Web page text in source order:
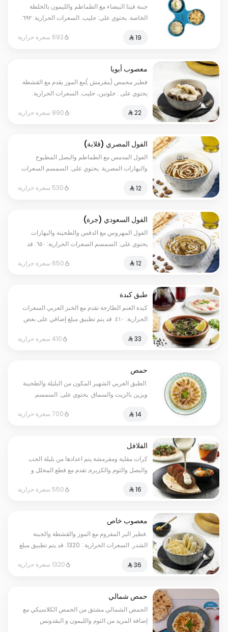
جبنة فيتا البيضاء مع الطماطم والليمون بالخلطة
الخاصة. يحتوي على: حليب. السعرات الحرارية: ٦٩٢.
692 سعرة حرارية
معصوب أبويا
فطير محمص (مقرمش )مع الموز يقدم مع القشطة.
يحتوي على : جلوتين، حليب. السعرات الحرارية:
الاختيارات.
⁨⁦‪‬ 22⁩ 890 سعرة حرارية
الفول المصري (قلابة)
الفول المدمس مع الطماطم والبصل المطبوخ
والبهارات المصرية. يحتوي على: السمسم السعرات
الاختيارات.
⁨⁦‪‬ 12⁩ 530 سعرة حرارية
الفول السعودي (جرة)
الفول المهروس مع الدقس والطحينة والبهارات.
يحتوي على: السمسم السعرات الحرارية: ٦٥٠. قد
⁨⁦‪‬ 12⁩
650 سعرة حرارية
طبق كبدة
كبدة الغنم الطازجة تقدم مع الخبز العربي السعرات
الحرارية: ٤١٠. قد يتم تطبيق مبلغ إضافي على بعض
410 سعرة حرارية
حمص
.الطبق العربي الشهير المكون من البليلة والطحينة
ويزين بالزيت والسماق. يحتوي على: السمسم.
على بعض الاختيارات.
⁨⁦‪‬ 14⁩ 700 سعرة حرارية
الفلافل
كرات مقلية ومقرمشة يتم اعدادها من بليلة الحب
والبصل والثوم والكزبرة, تقدم مع قطع المخلل و
الحرارية: ٥٥٠
550 سعرة حرارية
معصوب خاص
.فطير البر المفروم مع الموز والقشطة والجبنة
الشدر. السعرات الحرارية : 1320. قد يتم تطبيق مبلغ
1320 سعرة حرارية
حمص شمالي
الحمص الشمالي مشتق من الحمص الكلاسيكي مع
إضافة المزيد من الثوم والليمون و البقدونس